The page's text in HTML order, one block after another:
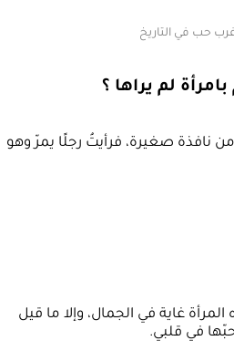
حب في التاريخ
لم يراها ؟
نافذة صغيرة، فرأيتُ رجلًا يمرّ وهو
غاية في الجمال، وإلا ما قيل
في قلبي.